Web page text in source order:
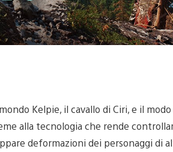
Kelpie, il cavallo di Ciri, e il
alla tecnologia che rende
deformazioni dei personaggi di